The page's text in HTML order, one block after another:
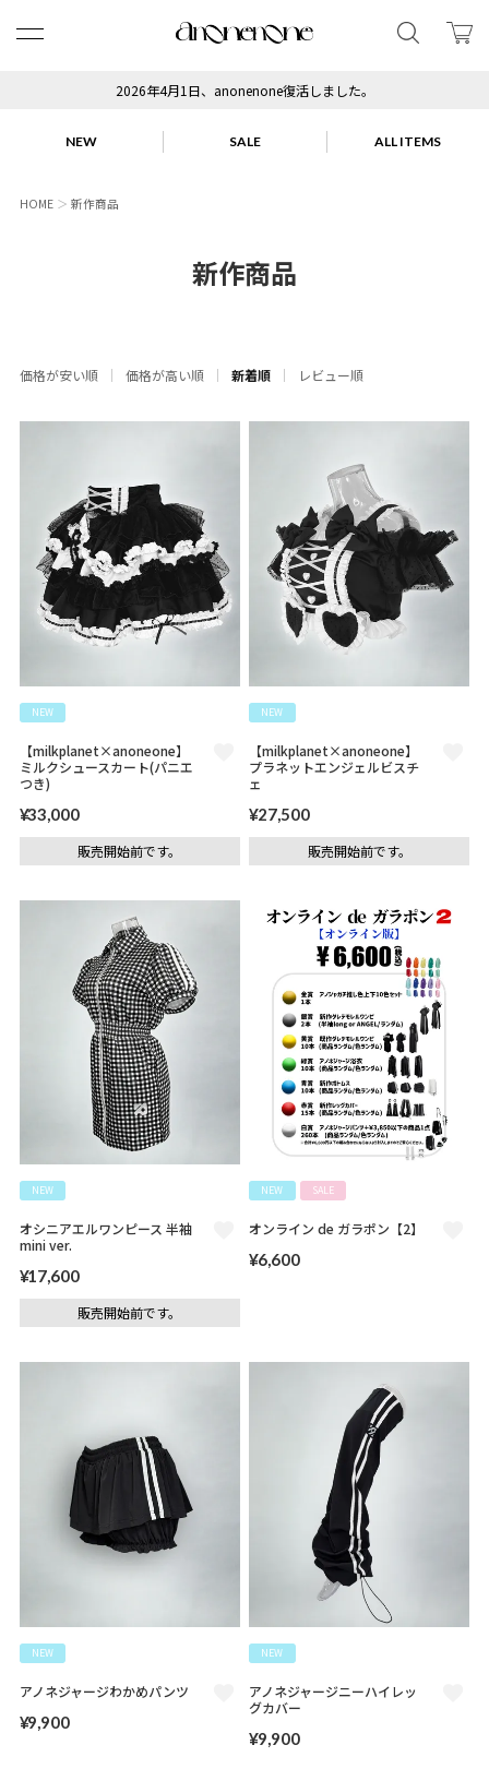
2026年4月1日、anonenone復活しました。
NEW SALE ALL ITEMS
HOME 新作商品
新作商品
価格が安い順 価格が高い順 新着順 レビュー順
NEW
【milkplanet×anoneone】
ミルクシュースカート(パニエ
つき)
¥33,000
販売開始前です。
NEW
【milkplanet×anoneone】
プラネットエンジェルビスチ
ェ
¥27,500
販売開始前です。
NEW
オシニアエルワンピース 半袖
mini ver.
¥17,600
販売開始前です。
NEW SALE
オンライン de ガラポン【2】
¥6,600
NEW
アノネジャージわかめパンツ
¥9,900
NEW
アノネジャージニーハイレッ
グカバー
¥9,900